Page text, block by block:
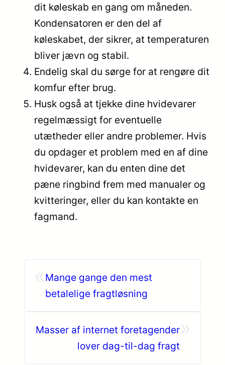
dit køleskab en gang om måneden.
Kondensatoren er den del af
køleskabet, der sikrer, at temperaturen
bliver jævn og stabil.
Endelig skal du sørge for at rengøre dit
komfur efter brug.
Husk også at tjekke dine hvidevarer
regelmæssigt for eventuelle
utætheder eller andre problemer. Hvis
du opdager et problem med en af dine
hvidevarer, kan du enten dine det
pæne ringbind frem med manualer og
kvitteringer, eller du kan kontakte en
fagmand.
Mange gange den mest
betalelige fragtløsning
Masser af internet foretagender
lover dag-til-dag fragt